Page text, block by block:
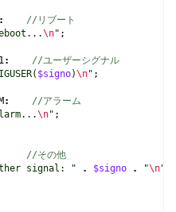
:
//リブート
\n" ;
:
//ユーザーシグナル
$signo)\n" ;
:
//アラーム
\n" ;
//その他
signal: " . $signo . "\n"